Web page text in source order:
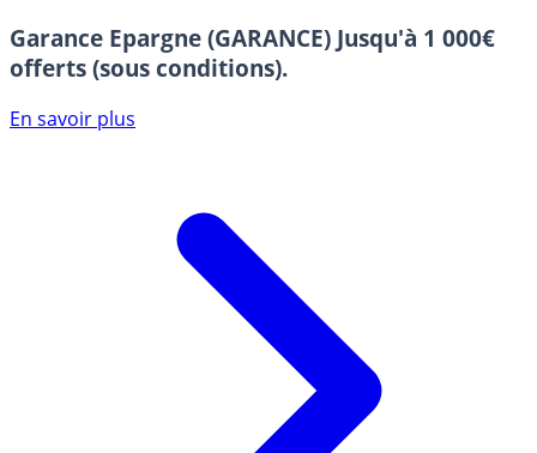
Garance Epargne (GARANCE) Jusqu'à 1 000€
offerts (sous conditions).
En savoir plus